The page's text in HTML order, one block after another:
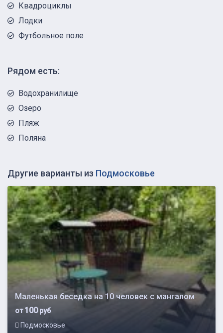
Квадроциклы
Лодки
Футбольное поле
Рядом есть:
Водохранилище
Озеро
Пляж
Поляна
Другие варианты из Подмосковье
Маленькая беседка на 10 человек с мангалом
от100руб
Подмосковье